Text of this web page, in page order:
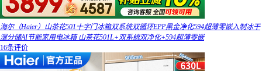
海尔（Haier）山茶花501十字门冰箱双系统双循环EPP黑金净化594超薄零嵌入制冰干
湿分储AI节能家用电冰箱 山茶花501L+双系统双净化+594超薄零嵌
16条评价